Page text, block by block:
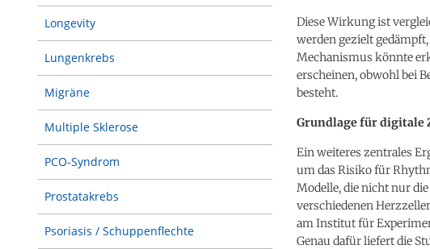
Longevity
Lungenkrebs
Migräne
Multiple Sklerose
PCO-Syndrom
Prostatakrebs
Psoriasis / Schuppenflechte
Diese Wirkung ist
werden gezielt
Mechanismus könnte
erscheinen, obwohl bei
besteht.
Grundlage für digitale
Ein weiteres zentrales
um das Risiko für
Modelle, die nicht nur
verschiedenen
am Institut für
Genau dafür liefert die